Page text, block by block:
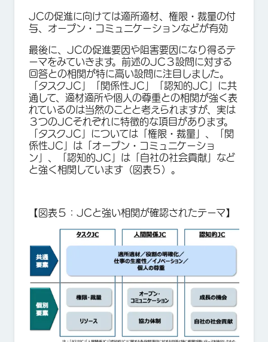
JCの促進に向けては適所適材、権限・裁量の付
与、オープン・コミュニケーションなどが有効
最後に、JCの促進要因や阻害要因になり得るテ
ーマをみていきます。前述のJC３設問に対する
回答との相関が特に高い設問に注目しました。
「タスクJC」「関係性JC」「認知的JC」に共
通して、適材適所や個人の尊重との相関が強く表
れているのは当然のことと考えられますが、実は
３つのJCそれぞれに特徴的な項目があります。
「タスクJC」については「権限・裁量」、「関
係性JC」は「オープン・コミュニケーショ
ン」、「認知的JC」は「自社の社会貢献」など
と強く相関しています（図表５）。
【図表５：JCと強い相関が確認されたテーマ】